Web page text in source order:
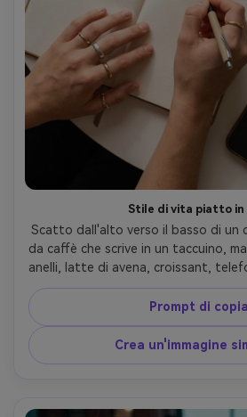
Stile di vita piatto
Scatto dall'alto verso il basso di un
da caffè che scrive in un taccuino,
anelli, latte di avena, croissant,
disposti in modo ordinato, pulito
morbida luce della finestra,
Canon R5, obiettivo da 35 mm,
dettaglio (grano di carta, schiuma),
caldi, fotografia di lifestyle
Prompt di copia
Crea un'immagine